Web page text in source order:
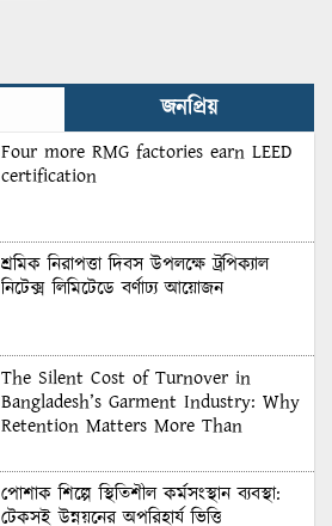
জনপ্রিয়
Four more RMG factories earn LEED
certification
শ্রমিক নিরাপত্তা দিবস উপলক্ষে ট্রপিক্যাল
নিটেক্স লিমিটেডে বর্ণাঢ্য আয়োজন
The Silent Cost of Turnover in
Bangladesh’s Garment Industry: Why
Retention Matters More Than
পোশাক শিল্পে স্থিতিশীল কর্মসংস্থান ব্যবস্থা:
টেকসই উন্নয়নের অপরিহার্য ভিত্তি